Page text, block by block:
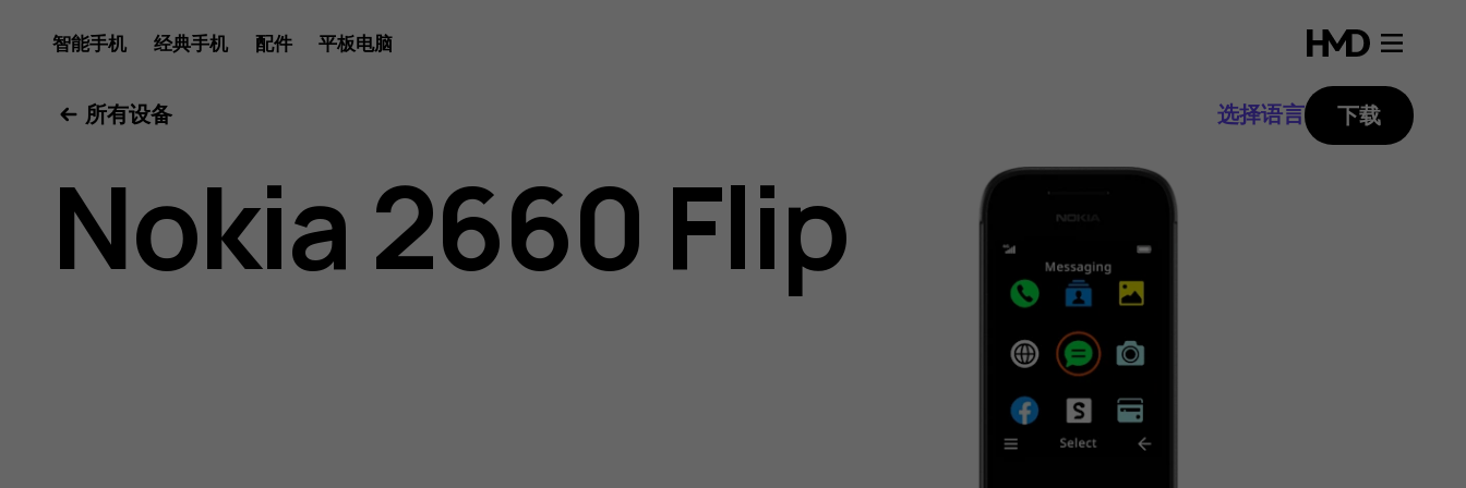
Nokia
2660
Flip
智能手机 经典手机 配件 平板电脑
所有设备 选择语言 下载
Nokia 2660 Flip